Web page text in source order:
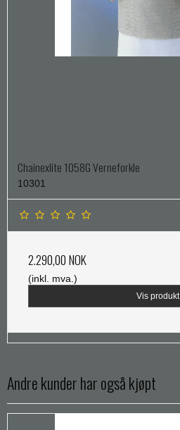
Chainexlite 1058G Verneforkle
10301
2.290,00 NOK
(inkl. mva.)
Vis produkt
Andre kunder har også kjøpt